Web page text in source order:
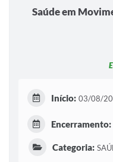
Saúde em
Início: 03/08/
Encerramento:
Categoria: